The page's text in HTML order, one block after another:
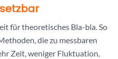
für theoretisches Bla-bla. So
die zu messbaren
Zeit, weniger Fluktuation,